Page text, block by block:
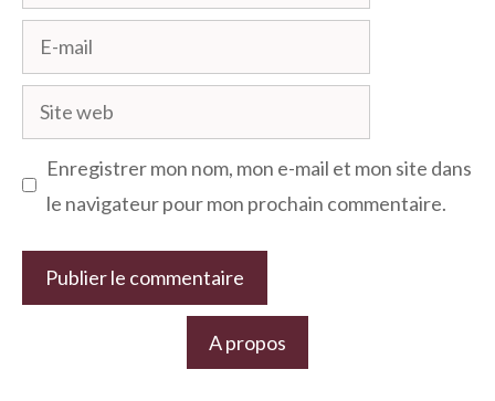
mail
Site
web
Enregistrer mon nom, mon e-mail et mon site dans
le navigateur pour mon prochain commentaire.
A propos